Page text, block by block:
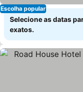
Escolha popular
Selecione as datas
exatos.